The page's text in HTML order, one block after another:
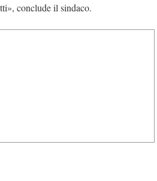
conclude il sindaco.